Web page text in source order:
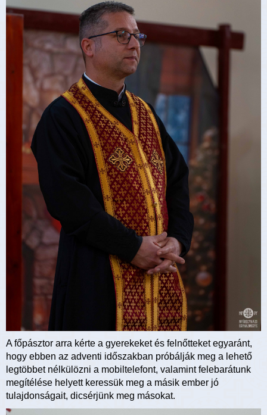
A főpásztor arra kérte a gyerekeket és felnőtteket egyaránt,
hogy ebben az adventi időszakban próbálják meg a lehető
legtöbbet nélkülözni a mobiltelefont, valamint felebarátunk
megítélése helyett keressük meg a másik ember jó
tulajdonságait, dicsérjünk meg másokat.